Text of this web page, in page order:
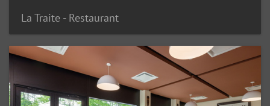
La Traite - Restaurant